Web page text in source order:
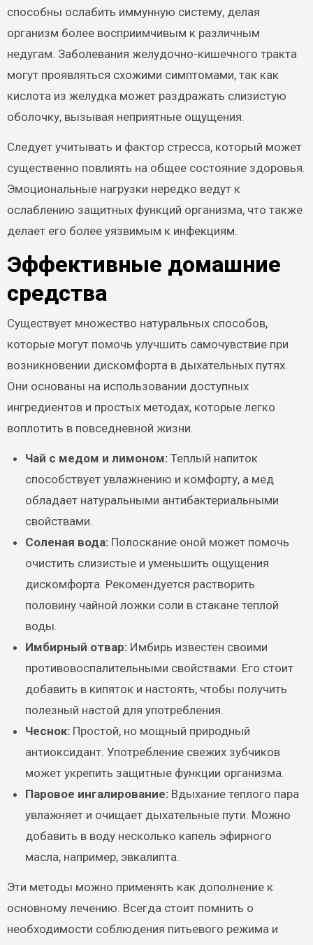
способны ослабить иммунную систему, делая
организм более восприимчивым к различным
недугам. Заболевания желудочно-кишечного тракта
могут проявляться схожими симптомами, так как
кислота из желудка может раздражать слизистую
оболочку, вызывая неприятные ощущения.
Следует учитывать и фактор стресса, который может
существенно повлиять на общее состояние здоровья.
Эмоциональные нагрузки нередко ведут к
ослаблению защитных функций организма, что также
делает его более уязвимым к инфекциям.
Эффективные домашние
средства
Существует множество натуральных способов,
которые могут помочь улучшить самочувствие при
возникновении дискомфорта в дыхательных путях.
Они основаны на использовании доступных
ингредиентов и простых методах, которые легко
воплотить в повседневной жизни.
Чай с медом и лимоном:Теплый напиток
способствует увлажнению и комфорту, а мед
обладает натуральными антибактериальными
свойствами.
Соленая вода:Полоскание оной может помочь
очистить слизистые и уменьшить ощущения
дискомфорта. Рекомендуется растворить
половину чайной ложки соли в стакане теплой
воды.
Имбирный отвар:Имбирь известен своими
противовоспалительными свойствами. Его стоит
добавить в кипяток и настоять, чтобы получить
полезный настой для употребления.
Чеснок:Простой, но мощный природный
антиоксидант. Употребление свежих зубчиков
может укрепить защитные функции организма.
Паровое ингалирование:Вдыхание теплого пара
увлажняет и очищает дыхательные пути. Можно
добавить в воду несколько капель эфирного
масла, например, эвкалипта.
Эти методы можно применять как дополнение к
основному лечению. Всегда стоит помнить о
необходимости соблюдения питьевого режима и